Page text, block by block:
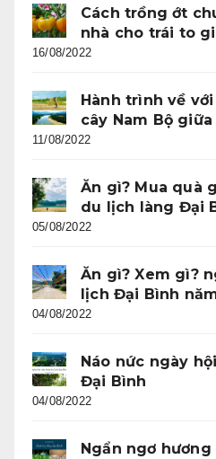
Cách trồng ớt
nhà cho trái to
16/08/2022
Hành trình về
cây Nam Bộ
11/08/2022
Ăn gì? Mua quà
du lịch làng Đại
05/08/2022
Ăn gì? Xem gì?
lịch Đại Bình
04/08/2022
Náo nức ngày
Đại Bình
04/08/2022
Ngẩn ngơ